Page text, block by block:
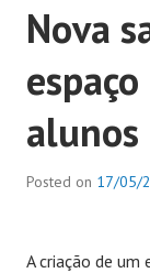
Nova
alunos
Posted on 17/05/
A criação de um